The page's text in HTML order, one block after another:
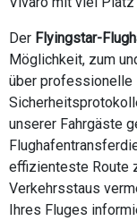
Der Flyingstar-
Möglichkeit, zum
über professionelle
unserer Fahrgäste
effizienteste Route
Verkehrsstaus
Ihres Fluges